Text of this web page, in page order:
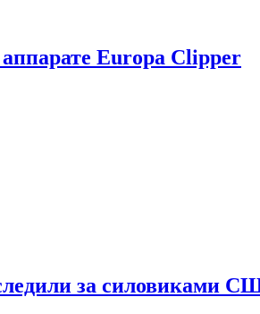
Europa Clipper
за силовиками